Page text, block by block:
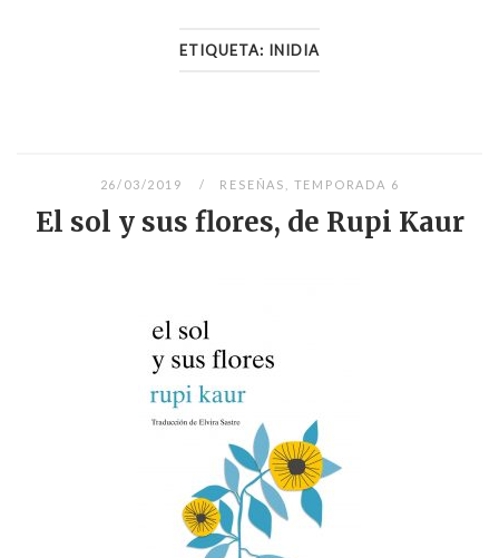
ETIQUETA: INIDIA
26/03/2019 RESEÑAS TEMPORADA 6
El sol y sus flores, de Rupi Kaur